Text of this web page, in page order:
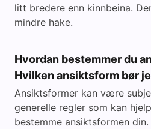
litt bredere enn kinnbeina.
mindre hake.
Hvordan bestemmer du
Hvilken ansiktsform bør
Ansiktsformer kan være
generelle regler som kan
bestemme ansiktsformen din.